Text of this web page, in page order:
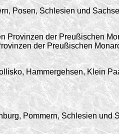
Posen, Schlesien und
Provinzen der Preußischen
der Preußischen
Hammergehsen, Klein
Pommern, Schlesien und